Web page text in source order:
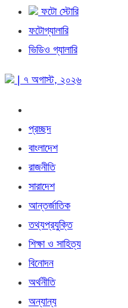
ফটো স্টোরি
ফটোগ্যালারি
ভিডিও গ্যালারি
| ৭ অগাস্ট, ২০২৬
প্রচ্ছদ
বাংলাদেশ
রাজনীতি
সারাদেশ
আন্তর্জাতিক
তথ্যপ্রযুক্তি
শিক্ষা ও সাহিত্য
বিনোদন
অর্থনীতি
অন্যান্য